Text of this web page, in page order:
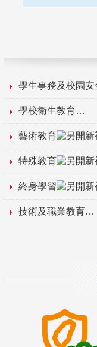
學生事務及校園安
學校衛生教育
藝術教育
特殊教育
終身學習
技術及職業教育